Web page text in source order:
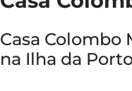
Casa Colombo
na Ilha da